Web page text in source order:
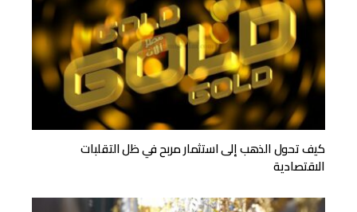
كيف تحول الذهب إلى استثمار مربح في ظل التقلبات
الاقتصادية